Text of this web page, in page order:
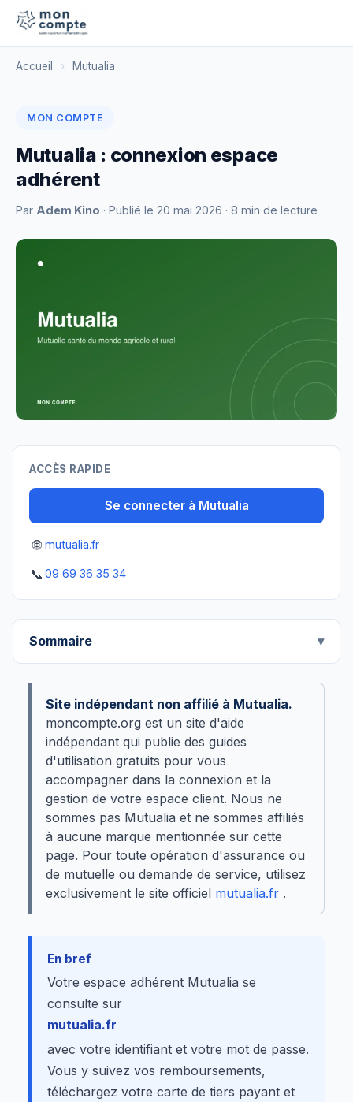
Accueil › Mutualia
MON COMPTE
Mutualia : connexion espace
adhérent
Par Adem Kino · Publié le 20 mai 2026 · 8 min de lecture
ACCÈS RAPIDE
Se connecter à Mutualia
🌐 mutualia.fr
📞 09 69 36 35 34
Sommaire
Site indépendant non affilié à Mutualia.
moncompte.org est un site d'aide
indépendant qui publie des guides
d'utilisation gratuits pour vous
accompagner dans la connexion et la
gestion de votre espace client. Nous ne
sommes pas Mutualia et ne sommes affiliés
à aucune marque mentionnée sur cette
page. Pour toute opération d'assurance ou
de mutuelle ou demande de service, utilisez
exclusivement le site officiel mutualia.fr .
En bref
Votre espace adhérent Mutualia se
consulte sur
mutualia.fr
avec votre identifiant et votre mot de passe.
Vous y suivez vos remboursements,
téléchargez votre carte de tiers payant et